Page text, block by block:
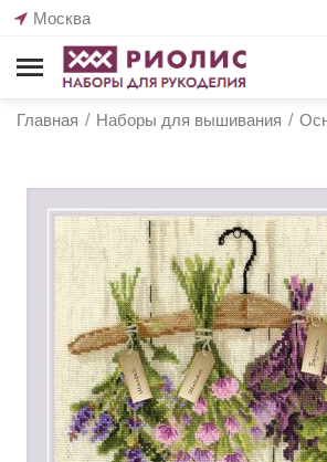
Москва
Главная / Наборы для вышивания /